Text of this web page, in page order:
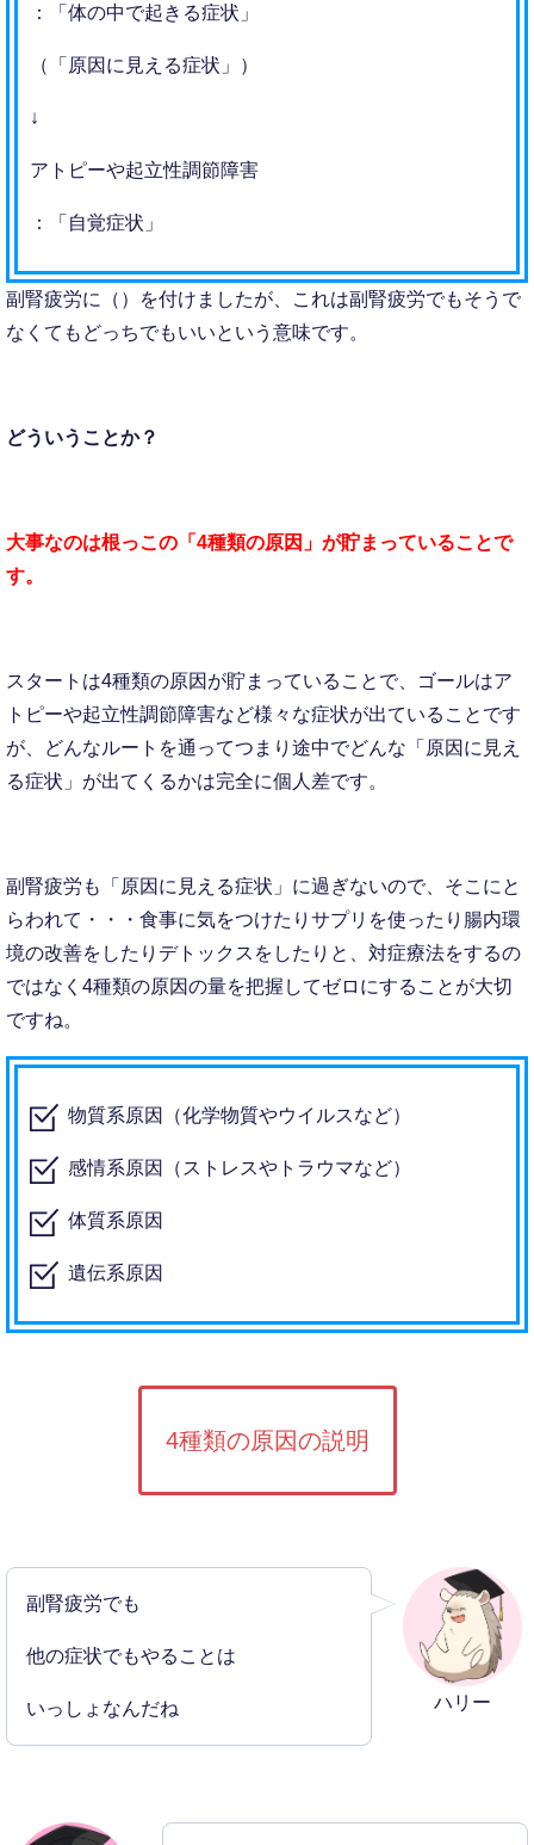
：「体の中で起きる症状」
（「原因に見える症状」）
↓
アトピーや起立性調節障害
：「自覚症状」
副腎疲労に（）を付けましたが、これは副腎疲労でもそうで
なくてもどっちでもいいという意味です。
どういうことか？
大事なのは根っこの「4種類の原因」が貯まっていることで
す。
スタートは4種類の原因が貯まっていることで、ゴールはア
トピーや起立性調節障害など様々な症状が出ていることです
が、どんなルートを通ってつまり途中でどんな「原因に見え
る症状」が出てくるかは完全に個人差です。
副腎疲労も「原因に見える症状」に過ぎないので、そこにと
らわれて・・・食事に気をつけたりサプリを使ったり腸内環
境の改善をしたりデトックスをしたりと、対症療法をするの
ではなく4種類の原因の量を把握してゼロにすることが大切
ですね。
物質系原因（化学物質やウイルスなど）
感情系原因（ストレスやトラウマなど）
体質系原因
遺伝系原因
4種類の原因の説明
ハリー
副腎疲労でも
他の症状でもやることは
いっしょなんだね